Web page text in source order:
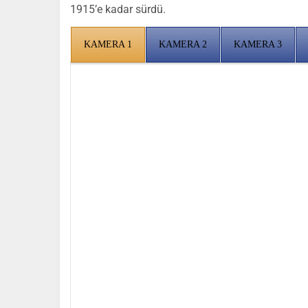
1915’e kadar sürdü.
KAMERA 1 KAMERA 2 KAMERA 3